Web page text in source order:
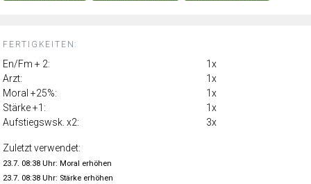
FERTIGKEITEN:
En/Fm + 2:
1x
Arzt:
1x
Moral +25%:
1x
Stärke +1:
1x
Aufstiegswsk. x2:
3x
Zuletzt verwendet:
23.7. 08:38 Uhr: Moral erhöhen
23.7. 08:38 Uhr: Stärke erhöhen